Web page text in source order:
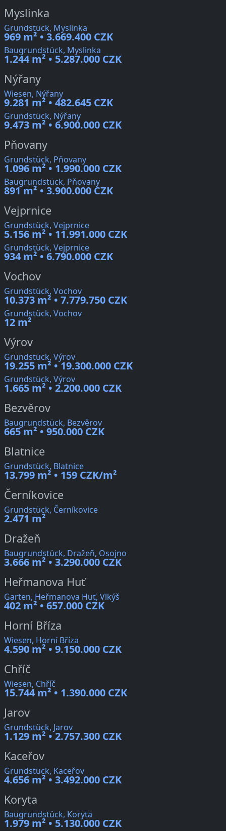
Myslinka
Grundstück, Myslinka
969 m² • 3.669.400 CZK
Baugrundstück, Myslinka
1.244 m² • 5.287.000 CZK
Nýřany
Wiesen, Nýřany
9.281 m² • 482.645 CZK
Grundstück, Nýřany
9.473 m² • 6.900.000 CZK
Pňovany
Grundstück, Pňovany
1.096 m² • 1.990.000 CZK
Baugrundstück, Pňovany
891 m² • 3.900.000 CZK
Vejprnice
Grundstück, Vejprnice
5.156 m² • 11.991.000 CZK
Grundstück, Vejprnice
934 m² • 6.790.000 CZK
Vochov
Grundstück, Vochov
10.373 m² • 7.779.750 CZK
Grundstück, Vochov
12 m²
Výrov
Grundstück, Výrov
19.255 m² • 19.300.000 CZK
Grundstück, Výrov
1.665 m² • 2.200.000 CZK
Bezvěrov
Baugrundstück, Bezvěrov
665 m² • 950.000 CZK
Blatnice
Grundstück, Blatnice
13.799 m² • 159 CZK/m²
Černíkovice
Grundstück, Černíkovice
2.471 m²
Dražeň
Baugrundstück, Dražeň, Osojno
3.666 m² • 3.290.000 CZK
Heřmanova Huť
Garten, Heřmanova Huť, Vlkýš
402 m² • 657.000 CZK
Horní Bříza
Wiesen, Horní Bříza
4.590 m² • 9.150.000 CZK
Chříč
Wiesen, Chříč
15.744 m² • 1.390.000 CZK
Jarov
Grundstück, Jarov
1.129 m² • 2.757.300 CZK
Kaceřov
Grundstück, Kaceřov
4.656 m² • 3.492.000 CZK
Koryta
Baugrundstück, Koryta
1.979 m² • 5.130.000 CZK